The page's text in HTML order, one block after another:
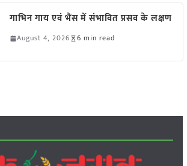
गाभिन गाय एवं भैंस में संभावित प्रसव के लक्षण
August 4, 2026 6 min read